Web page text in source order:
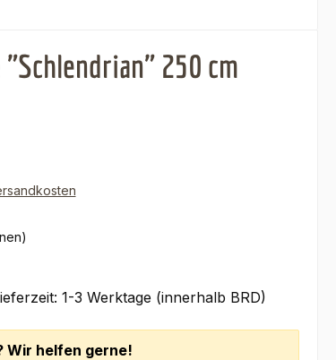
"Schlendrian" 250 cm
1-3 Werktage (innerhalb BRD)
Wir helfen gerne!